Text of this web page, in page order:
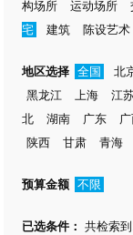
构场所
运动场所
宅
建筑 陈设艺术
地区选择 全国 北
黑龙江
上海 江
北
湖南 广东
陕西
甘肃 青海
预算金额 不限
已选条件： 共检索到